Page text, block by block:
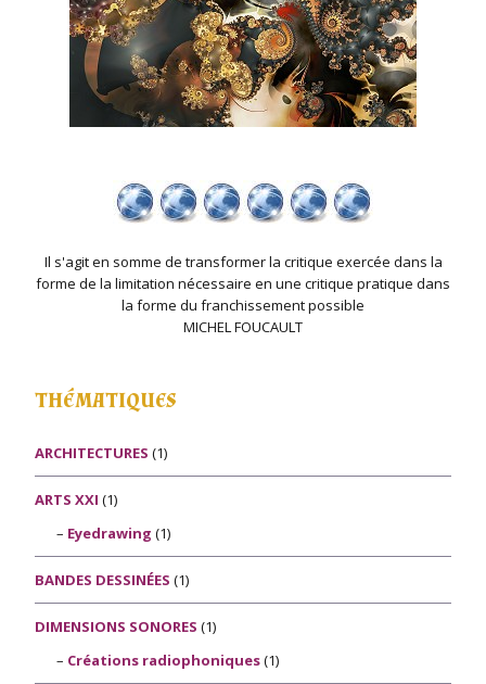
Il s'agit en somme de transformer la critique exercée dans la
forme de la limitation nécessaire en une critique pratique dans
la forme du franchissement possible
MICHEL FOUCAULT
THÉMATIQUES
ARCHITECTURES (1)
ARTS XXI (1)
Eyedrawing (1)
BANDES DESSINÉES (1)
DIMENSIONS SONORES (1)
Créations radiophoniques(1)